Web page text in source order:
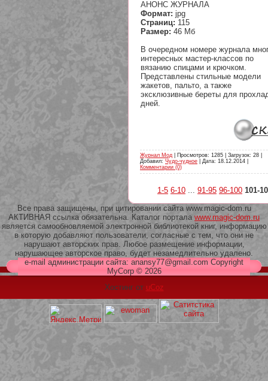
АНОНС ЖУРНАЛА
Формат: jpg
Страниц: 115
Размер: 46 Мб
В очередном номере журнала
интересных мастер-классов по
вязанию спицами и крючком.
Представлены стильные модели
жакетов, пальто, а также
эксклюзивные береты для
дней.
Журнал Мод | Просмотров: 1285 | Загрузок: 28 |
Добавил: Чудо-чудное | Дата: 18.12.2014
Комментарии (0)
1-5 6-10 ... 91-95 96-100 101-
Все права защищены, при цитировании сайта www.magic-dom.ru
АКТИВНАЯ ссылка обязательна. Каталог портала www.magic-dom.ru
является самообновляемой электронной библиотекой книг, информацию
в которую добавляют пользователи, согласные с тем, что они не
нарушают авторских прав. Любое размещение информации,
нарушающее авторское право, будет незамедлительно удалено.
e-mail администрации сайта: anansy77@gmail.com Copyright
MyCorp © 2026
Хостинг от uCoz